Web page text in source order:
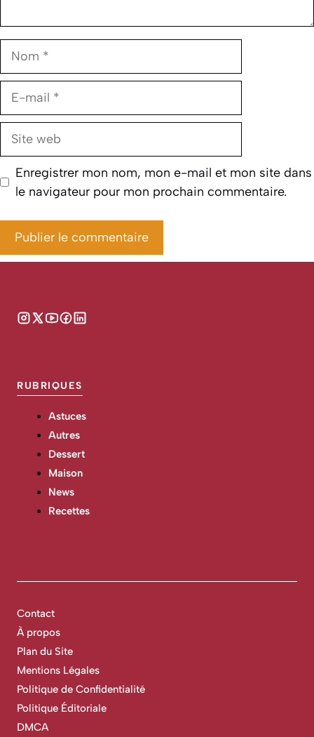
Nom
E-
Site
Enregistrer mon nom, mon e-mail et mon site dans
le navigateur pour mon prochain commentaire.
RUBRIQUES
Astuces
Autres
Dessert
Maison
News
Recettes
Contact
À propos
Plan du Site
Mentions Légales
Politique de Confidentialité
Politique Éditoriale
DMCA